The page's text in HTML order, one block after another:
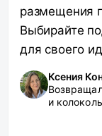
размещения
Выбирайте
для своего
Ксения
и